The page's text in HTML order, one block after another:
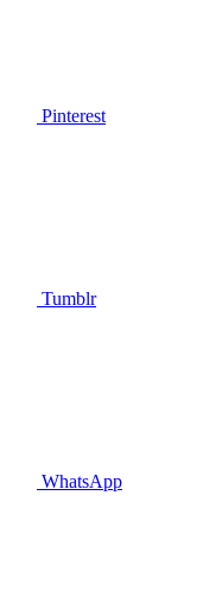
Pinterest
Tumblr
WhatsApp